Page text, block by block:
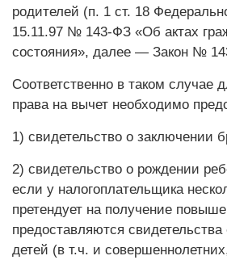
родителей (п. 1 ст. 18
15.11.97 № 143-ФЗ «Об актах
состояния», далее — Закон №
Соответственно в таком случае
права на вычет необходимо
1) свидетельство о заключении
2) свидетельство о рождении
если у налогоплательщика
претендует на получение
предоставляются
детей (в т.ч. и